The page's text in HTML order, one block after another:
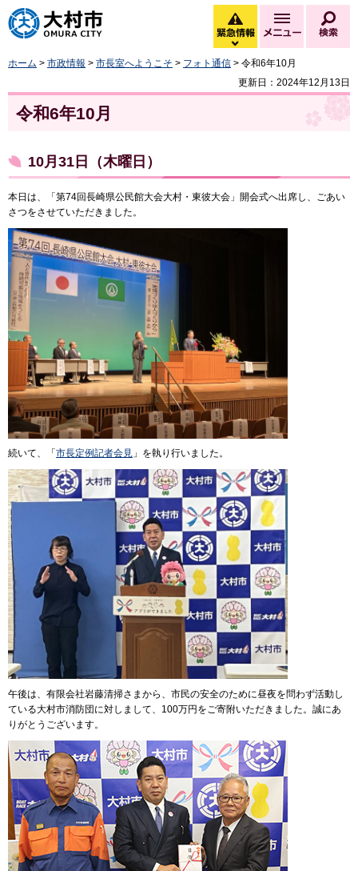
大村市
緊急情報
緊急情報を開く
メニュー
ホーム > 市政情報 > 市長室へようこそ > フォト通信 > 令和6年10月
更新日：2024年12月13日
令和6年10月
10月31日（木曜日）
本日は、「第74回長崎県公民館大会大村・東彼大会」開会式へ出席し、ごあい
さつをさせていただきました。
続いて、「 市長定例記者会見 」を執り行いました。
午後は、有限会社岩藤清掃さまから、市民の安全のために昼夜を問わず活動し
ている大村市消防団に対しまして、100万円をご寄附いただきました。誠にあ
りがとうございます。